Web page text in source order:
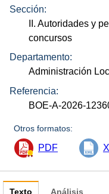
Sección:
II. Autoridades y
concursos
Departamento:
Administración
Referencia:
BOE-A-2026-
Otros formatos:
PDF
Texto Análisis